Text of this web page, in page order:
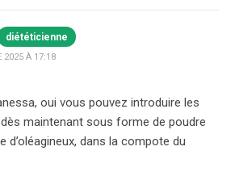
diététicienne
2025 À 17:18
oui vous pouvez introduire les
maintenant sous forme de poudre
d’oléagineux, dans la compote du